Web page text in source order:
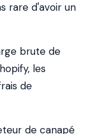
rare d'avoir un
brute de
les
de
de canapé